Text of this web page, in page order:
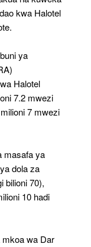
kwa Halotel
ya
Halotel
7.2 mwezi
7 mwezi
masafa ya
dola za
bilioni 70),
10 hadi
wa Dar